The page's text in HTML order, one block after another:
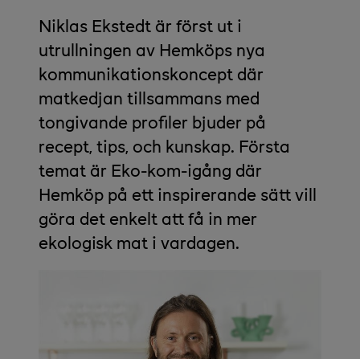
Niklas Ekstedt är först ut i
utrullningen av Hemköps nya
kommunikationskoncept där
matkedjan tillsammans med
tongivande profiler bjuder på
recept, tips, och kunskap. Första
temat är Eko-kom-igång där
Hemköp på ett inspirerande sätt vill
göra det enkelt att få in mer
ekologisk mat i vardagen.